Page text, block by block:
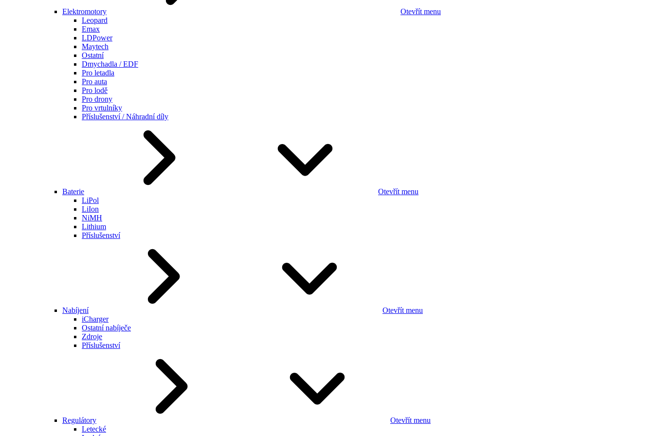
Elektromotory
Otevřít menu
Leopard
Emax
LDPower
Maytech
Ostatní
Dmychadla / EDF
Pro letadla
Pro auta
Pro lodě
Pro drony
Pro vrtulníky
Příslušenství / Náhradní díly
Baterie
Otevřít menu
LiPol
LiIon
NiMH
Lithium
Příslušenství
Nabíjení
Otevřít menu
iCharger
Ostatní nabíječe
Zdroje
Příslušenství
Regulátory
Otevřít menu
Letecké